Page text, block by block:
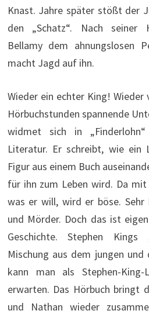
Knast. Jahre später stößt der
den „Schatz“. Nach seiner
Bellamy dem ahnungslosen
macht Jagd auf ihn.
Wieder ein echter King! Wieder
Hörbuchstunden spannende
widmet sich in
Literatur. Er schreibt, wie ein
Figur aus einem Buch
für ihn zum Leben wird. Da
was er will, wird er böse. Sehr
und Mörder. Doch das ist
Geschichte. Stephen
Mischung aus dem jungen
kann man als Stephen-
erwarten. Das Hörbuch bringt
und Nathan wieder